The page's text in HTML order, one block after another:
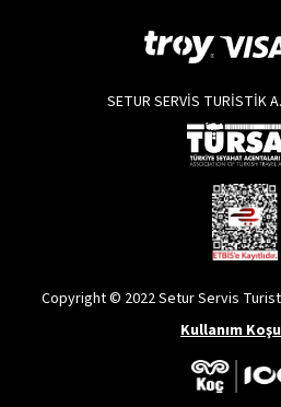
SETUR SERVİS TURİSTİK
Copyright © 2022 Setur Servis
Kullanım